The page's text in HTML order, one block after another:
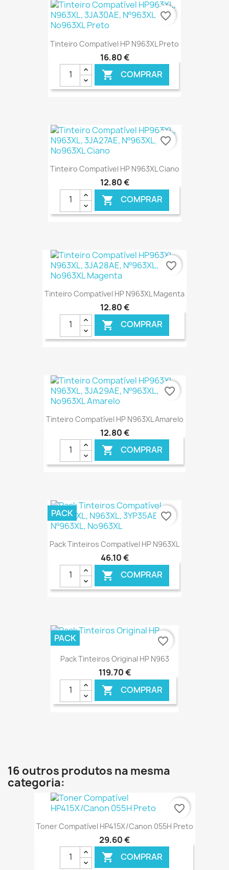
Tinteiro Compatível HP N963XL Preto
16,80 €
 COMPRAR
favorite_border
Tinteiro Compatível HP N963XL Ciano
12,80 €
 COMPRAR
favorite_border
Tinteiro Compatível HP N963XL Magenta
12,80 €
 COMPRAR
favorite_border
Tinteiro Compatível HP N963XL Amarelo
12,80 €
 COMPRAR
favorite_border
Pack Tinteiros Compatível HP N963XL
46,10 €
 COMPRAR
PACK favorite_border
Pack Tinteiros Original HP N963
119,70 €
 COMPRAR
PACK favorite_border
16 outros produtos na mesma
categoria:
Toner Compatível HP415X/Canon 055H Preto
29,60 €
 COMPRAR
favorite_border